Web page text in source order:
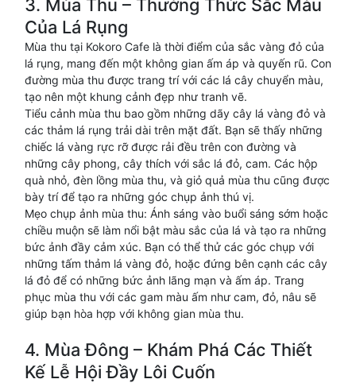
3. Mùa Thu – Thưởng Thức Sắc Màu
Của Lá Rụng
Mùa thu tại Kokoro Cafe là thời điểm của sắc vàng đỏ của
lá rụng, mang đến một không gian ấm áp và quyến rũ. Con
đường mùa thu được trang trí với các lá cây chuyển màu,
tạo nên một khung cảnh đẹp như tranh vẽ.
Tiểu cảnh mùa thu bao gồm những dãy cây lá vàng đỏ và
các thảm lá rụng trải dài trên mặt đất. Bạn sẽ thấy những
chiếc lá vàng rực rỡ được rải đều trên con đường và
những cây phong, cây thích với sắc lá đỏ, cam. Các hộp
quà nhỏ, đèn lồng mùa thu, và giỏ quả mùa thu cũng được
bày trí để tạo ra những góc chụp ảnh thú vị.
Mẹo chụp ảnh mùa thu: Ánh sáng vào buổi sáng sớm hoặc
chiều muộn sẽ làm nổi bật màu sắc của lá và tạo ra những
bức ảnh đầy cảm xúc. Bạn có thể thử các góc chụp với
những tấm thảm lá vàng đỏ, hoặc đứng bên cạnh các cây
lá đỏ để có những bức ảnh lãng mạn và ấm áp. Trang
phục mùa thu với các gam màu ấm như cam, đỏ, nâu sẽ
giúp bạn hòa hợp với không gian mùa thu.
4. Mùa Đông – Khám Phá Các Thiết
Kế Lễ Hội Đầy Lôi Cuốn